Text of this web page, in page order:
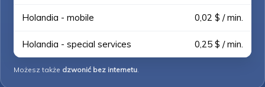
Holandia - mobile 0,02 $ / min.
Holandia - special services 0,25 $ / min.
Możesz także dzwonić bez internetu.